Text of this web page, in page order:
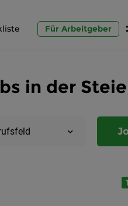
Für Arbeitgeber
in der
1